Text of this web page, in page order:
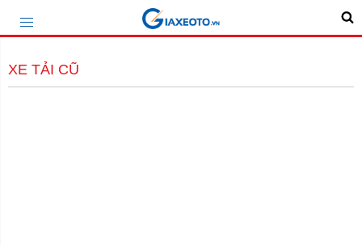
XE TẢI CŨ